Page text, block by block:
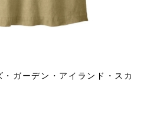
・ガーデン・アイランド・スカ